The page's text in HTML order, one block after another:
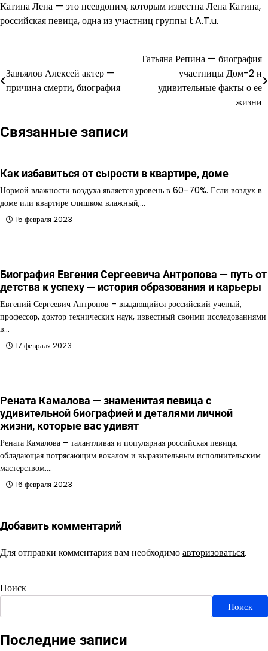
Катина Лена — это псевдоним, которым известна Лена Катина,
российская певица, одна из участниц группы t.A.T.u.
по
Завьялов Алексей актер —
причина смерти, биография
Татьяна Репина — биография
участницы Дом-2 и
удивительные факты о ее
жизни
Связанные записи
Как избавиться от сырости в квартире, доме
Нормой влажности воздуха является уровень в 60–70%. Если воздух в
доме или квартире слишком влажный,…
15 февраля 2023
Биография Евгения Сергеевича Антропова — путь от
детства к успеху — история образования и карьеры
Евгений Сергеевич Антропов – выдающийся российский ученый,
профессор, доктор технических наук, известный своими исследованиями
в…
17 февраля 2023
Рената Камалова — знаменитая певица с
удивительной биографией и деталями личной
жизни, которые вас удивят
Рената Камалова – талантливая и популярная российская певица,
обладающая потрясающим вокалом и выразительным исполнительским
мастерством.…
16 февраля 2023
Добавить комментарий
Для отправки комментария вам необходимоавторизоваться.
Поиск
Поиск
Последние записи